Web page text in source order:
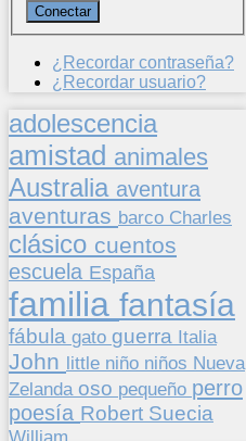
¿Recordar contraseña?
¿Recordar usuario?
adolescencia
amistad animales
Australia aventura
aventuras barco Charles
clásico cuentos
escuela España
familia fantasía
fábula gato guerra Italia
John little niño niños Nueva
Zelanda oso pequeño perro
poesía Robert Suecia
William